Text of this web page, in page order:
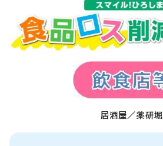
居酒屋／薬研堀